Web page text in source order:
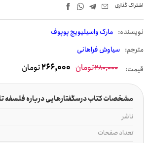
اشتراک‌ گذاری
نويسنده: مارک واسیلیویچ پوپوف
مترجم: سیاوش فراهانی
قیمت: 280,000تومان 266,000تومان
مشخصات کتاب درسگفتارهایی درباره فلسفه
ناشر
تعداد صفحات